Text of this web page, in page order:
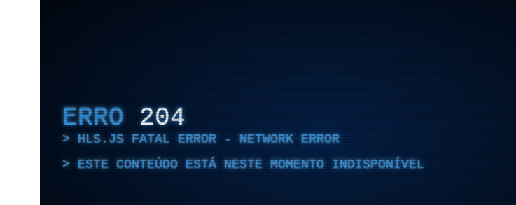
ERRO 204
HLS.JS FATAL ERROR - NETWORK ERROR
ESTE CONTEÚDO ESTÁ NESTE MOMENTO INDISPONÍVEL